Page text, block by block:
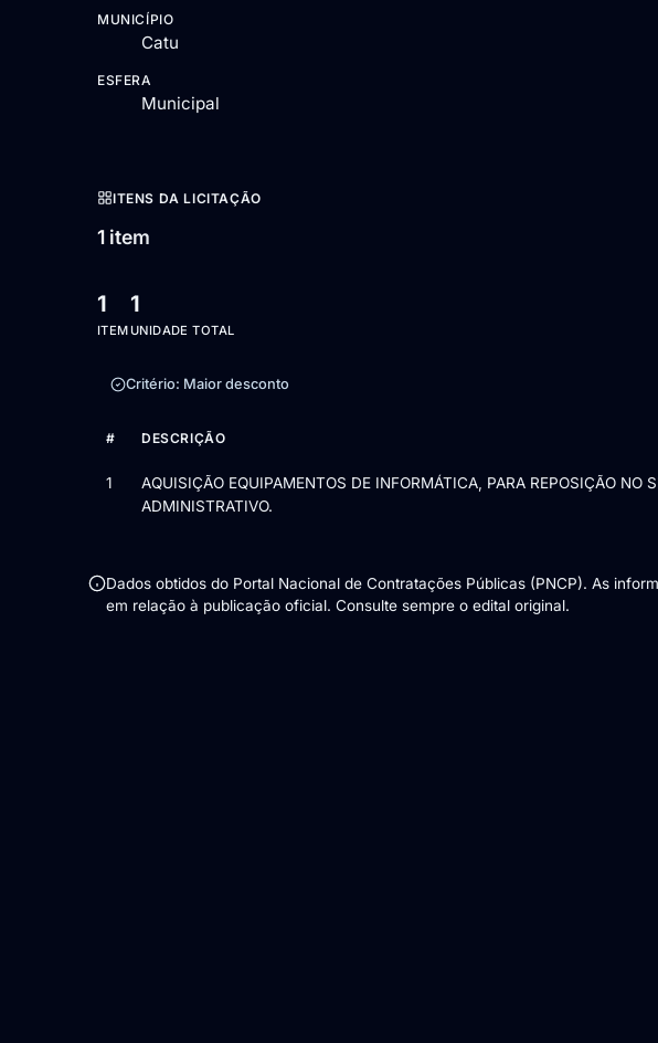
MUNICÍPIO
Catu
ESFERA
Municipal
ITENS DA LICITAÇÃO
1 item
1
ITEM
1
UNIDADE TOTAL
Critério: Maior desconto
Itens da licitação Edital nº 06/2026 — 1 item
# DESCRIÇÃO
1
AQUISIÇÃO EQUIPAMENTOS DE INFORMÁTICA, PARA REPOSIÇÃO NO
ADMINISTRATIVO.
Dados obtidos do Portal Nacional de Contratações Públicas (PNCP). As
em relação à publicação oficial. Consulte sempre o edital original.